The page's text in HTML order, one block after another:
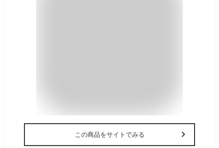
この商品をサイトでみる